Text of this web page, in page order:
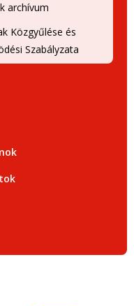
archívum
Közgyűlése és
Szabályzata